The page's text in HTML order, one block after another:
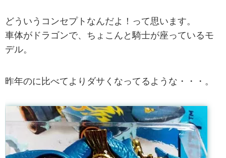
どういうコンセプトなんだよ！って思います。
車体がドラゴンで、ちょこんと騎士が座っているモ
デル。
昨年のに比べてよりダサくなってるような・・・。